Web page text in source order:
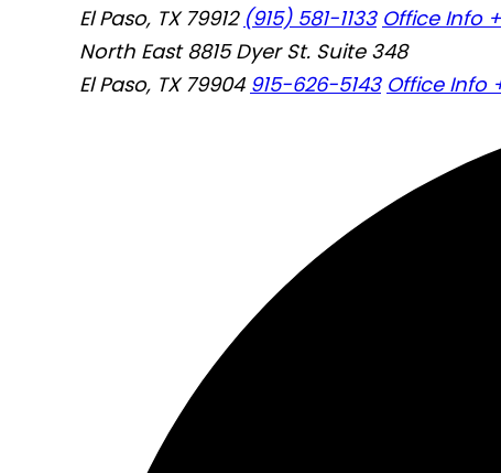
El Paso, TX 79912 (915) 581-1133 Office Info +
North East 8815 Dyer St. Suite 348
El Paso, TX 79904 915-626-5143 Office Info